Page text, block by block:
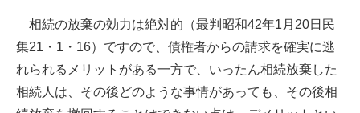
相続の放棄の効力は絶対的（最判昭和42年1 月 20日民
集21 ・ 1 ・ 16）ですので、債権者からの請求を確実に逃
れられるメリットがある一方で、いったん相続放棄した
相続人は、その後どのような事情があっても、その後相